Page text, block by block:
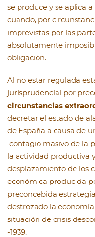
se produce y se aplica
cuando, por
imprevistas por las
absolutamente
obligación.
Al no estar regulada
jurisprudencial por
circunstancias
decretar el estado de
de España a causa de
contagio masivo de la
la actividad productiva
desplazamiento de los
económica producida
preconcebida
destrozado la
situación de crisis
-1939.